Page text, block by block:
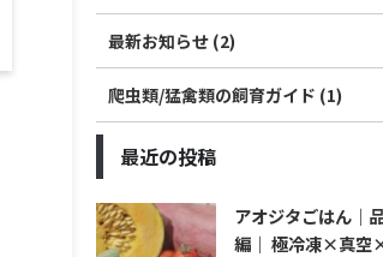
最新お知らせ (2)
爬虫類/猛禽類の飼育ガイド (1)
最近の投稿
アオジタごはん｜
編｜ 極冷凍×真空